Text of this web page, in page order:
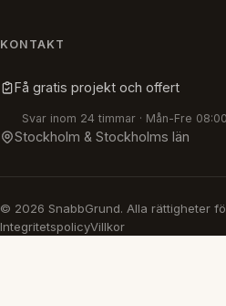
KONTAKT
Få gratis projekt och offert
Svar inom 24 timmar · Mån-Fre
Stockholm & Stockholms län
© 2026 SnabbGrund. Alla rättigheter
IntegritetspolicyVillkor